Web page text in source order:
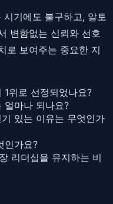
기에도 불구하고, 알토
변함없는 신뢰와 선호
로 보여주는 중요한 지
위로 선정되었나요?
얼마나 되나요?
있는 이유는 무엇인가
인가요?
리더십을 유지하는 비